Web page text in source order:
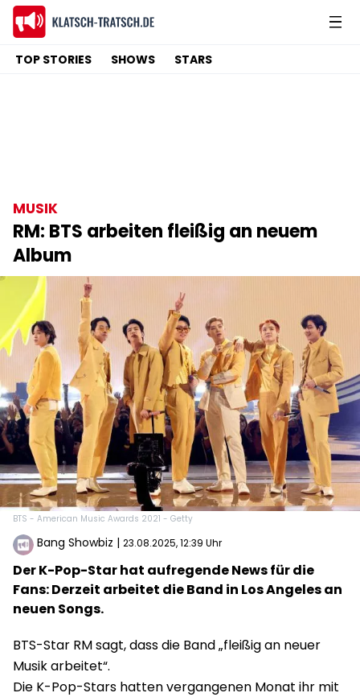
TOP STORIES SHOWS STARS
MUSIK
RM: BTS arbeiten fleißig an neuem
Album
BTS - American Music Awards 2021 - Getty
Bang Showbiz | 23.08.2025, 12:39 Uhr
Der K-Pop-Star hat aufregende News für die
Fans: Derzeit arbeitet die Band in Los Angeles an
neuen Songs.
BTS-Star RM sagt, dass die Band „fleißig an neuer
Musik arbeitet“.
Die K-Pop-Stars hatten vergangenen Monat ihr mit